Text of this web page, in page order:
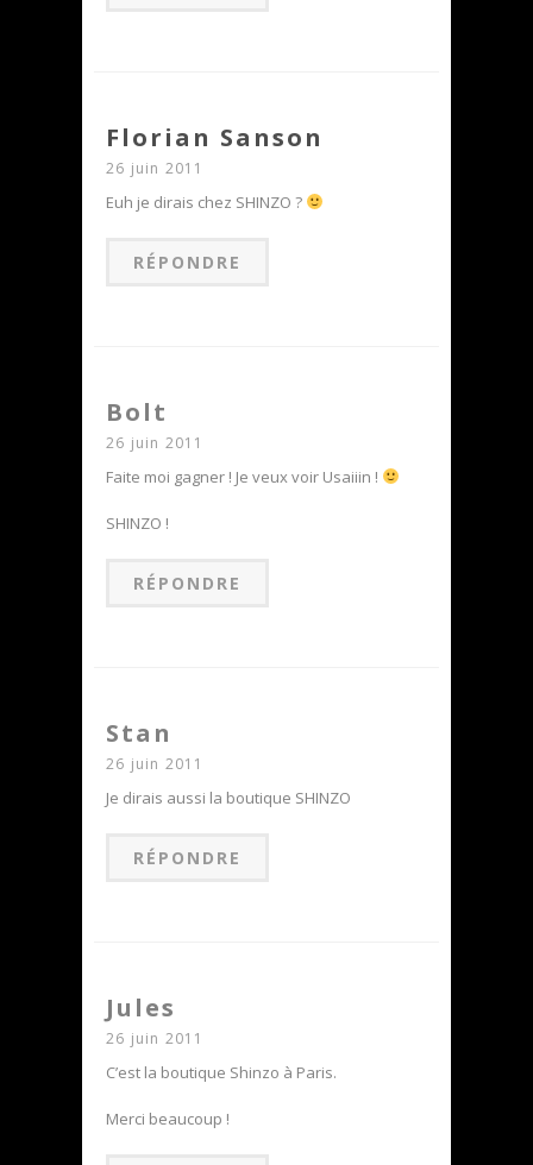
Florian Sanson
26 juin 2011
Euh je dirais chez SHINZO ?
RÉPONDRE
Bolt
26 juin 2011
Faite moi gagner ! Je veux voir Usaiiin !
SHINZO !
RÉPONDRE
Stan
26 juin 2011
Je dirais aussi la boutique SHINZO
RÉPONDRE
Jules
26 juin 2011
C’est la boutique Shinzo à Paris.
Merci beaucoup !